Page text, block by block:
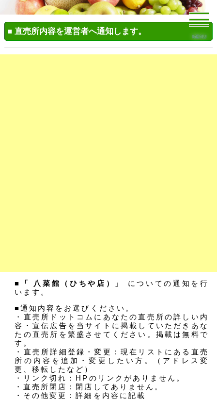
MENU
■ 直売所内容を運営者へ通知します。
■「 八菜館（ひちや店）」 についての通知を行
います。
■通知内容をお選びください。
・直売所ドットコムにあなたの直売所の詳しい内
容・宣伝広告を当サイトに掲載していただきあな
たの直売所を繁盛させてください。掲載は無料で
す。
・直売所詳細登録・変更：現在リストにある直売
所の内容を追加・変更したい方。（アドレス変
更、移転したなど）
・リンク切れ：HPのリンクがありません。
・直売所閉店：閉店してありません。
・その他変更：詳細を内容に記載